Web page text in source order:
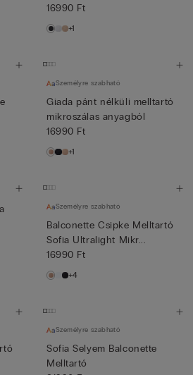
16990 Ft
+1
Személyre szabható
Giada pánt nélküli melltartó
mikroszálas anyagból
16990 Ft
+1
Személyre szabható
Balconette Csipke Melltartó
Sofia Ultralight Mikr...
16990 Ft
+4
Személyre szabható
Sofia Selyem Balconette
Melltartó